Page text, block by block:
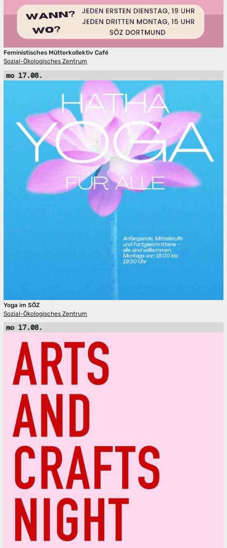
Feministisches Mütterkollektiv Café
Sozial-Ökologisches Zentrum
mo 17.08.
Yoga im SÖZ
Sozial-Ökologisches Zentrum
mo 17.08.